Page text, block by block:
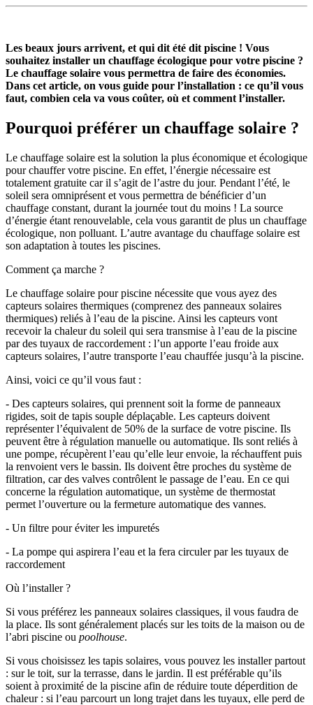
Les beaux jours arrivent, et qui dit été dit piscine ! Vous
souhaitez installer un chauffage écologique pour votre piscine ?
Le chauffage solaire vous permettra de faire des économies.
Dans cet article, on vous guide pour l’installation : ce qu’il vous
faut, combien cela va vous coûter, où et comment l’installer.
Pourquoi préférer un chauffage solaire ?
Le chauffage solaire est la solution la plus économique et écologique
pour chauffer votre piscine. En effet, l’énergie nécessaire est
totalement gratuite car il s’agit de l’astre du jour. Pendant l’été, le
soleil sera omniprésent et vous permettra de bénéficier d’un
chauffage constant, durant la journée tout du moins ! La source
d’énergie étant renouvelable, cela vous garantit de plus un chauffage
écologique, non polluant. L’autre avantage du chauffage solaire est
son adaptation à toutes les piscines.
Comment ça marche ?
Le chauffage solaire pour piscine nécessite que vous ayez des
capteurs solaires thermiques (comprenez des panneaux solaires
thermiques) reliés à l’eau de la piscine. Ainsi les capteurs vont
recevoir la chaleur du soleil qui sera transmise à l’eau de la piscine
par des tuyaux de raccordement : l’un apporte l’eau froide aux
capteurs solaires, l’autre transporte l’eau chauffée jusqu’à la piscine.
Ainsi, voici ce qu’il vous faut :
- Des capteurs solaires, qui prennent soit la forme de panneaux
rigides, soit de tapis souple déplaçable. Les capteurs doivent
représenter l’équivalent de 50% de la surface de votre piscine. Ils
peuvent être à régulation manuelle ou automatique. Ils sont reliés à
une pompe, récupèrent l’eau qu’elle leur envoie, la réchauffent puis
la renvoient vers le bassin. Ils doivent être proches du système de
filtration, car des valves contrôlent le passage de l’eau. En ce qui
concerne la régulation automatique, un système de thermostat
permet l’ouverture ou la fermeture automatique des vannes.
- Un filtre pour éviter les impuretés
- La pompe qui aspirera l’eau et la fera circuler par les tuyaux de
raccordement
Où l’installer ?
Si vous préférez les panneaux solaires classiques, il vous faudra de
la place. Ils sont généralement placés sur les toits de la maison ou de
l’abri piscine ou poolhouse.
Si vous choisissez les tapis solaires, vous pouvez les installer partout
: sur le toit, sur la terrasse, dans le jardin. Il est préférable qu’ils
soient à proximité de la piscine afin de réduire toute déperdition de
chaleur : si l’eau parcourt un long trajet dans les tuyaux, elle perd de